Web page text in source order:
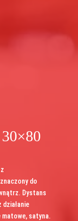
do
Dystans
satyna.